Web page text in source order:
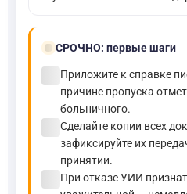
boltСРОЧНО: первые шаги
Приложите к справке
причине пропуска
больничного.
Сделайте копии всех
зафиксируйте их
принятии.
При отказе УИИ